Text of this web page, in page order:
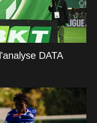
DATA